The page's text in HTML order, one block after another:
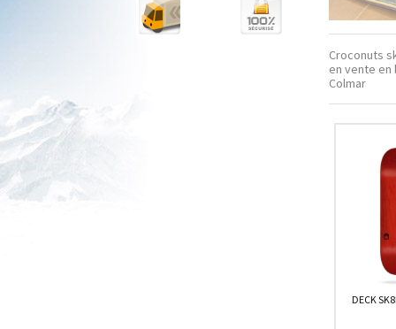
Croconuts
en vente en
Colmar
DECK